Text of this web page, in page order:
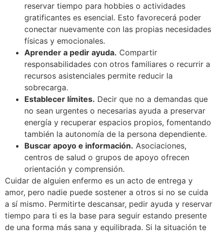
reservar tiempo para hobbies o actividades
gratificantes es esencial. Esto favorecerá poder
conectar nuevamente con las propias necesidades
físicas y emocionales.
Aprender a pedir ayuda. Compartir
responsabilidades con otros familiares o recurrir a
recursos asistenciales permite reducir la
sobrecarga.
Establecer límites. Decir que no a demandas que
no sean urgentes o necesarias ayuda a preservar
energía y recuperar espacios propios, fomentando
también la autonomía de la persona dependiente.
Buscar apoyo e información. Asociaciones,
centros de salud o grupos de apoyo ofrecen
orientación y comprensión.
Cuidar de alguien enfermo es un acto de entrega y
amor, pero nadie puede sostener a otros si no se cuida
a sí mismo. Permitirte descansar, pedir ayuda y reservar
tiempo para ti es la base para seguir estando presente
de una forma más sana y equilibrada. Si la situación te